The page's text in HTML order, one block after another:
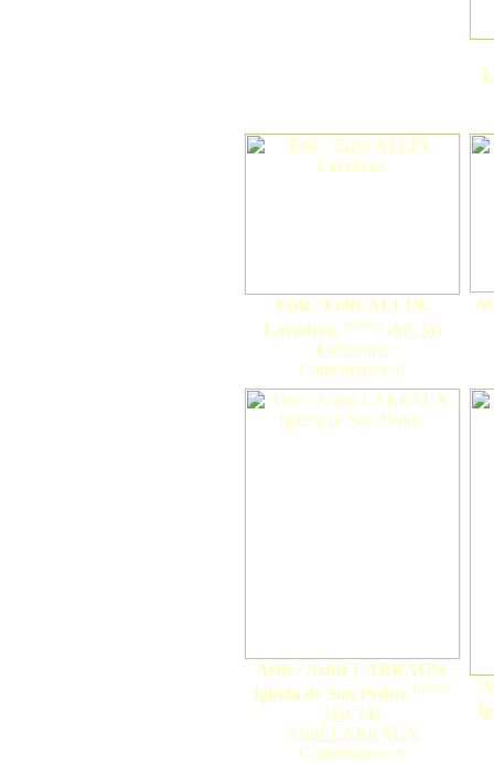
Eulz / Eultz ALLÍN.
Lavadero. nuevo (MCM)
Eulz/Eultz
Comentarios: 0
Astiz / Astitz LARRAUN.
Iglesia de San Pedro. nuevo
(MCM)
Astitz LARRAUN
Comentarios: 0